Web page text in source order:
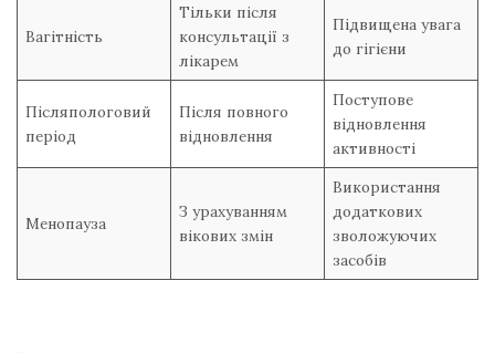
Вагітність
Тільки після
консультації з
лікарем
Підвищена увага
до гігієни
Післяпологовий
період
Після повного
відновлення
Поступове
відновлення
активності
Менопауза
З урахуванням
вікових змін
Використання
додаткових
зволожуючих
засобів